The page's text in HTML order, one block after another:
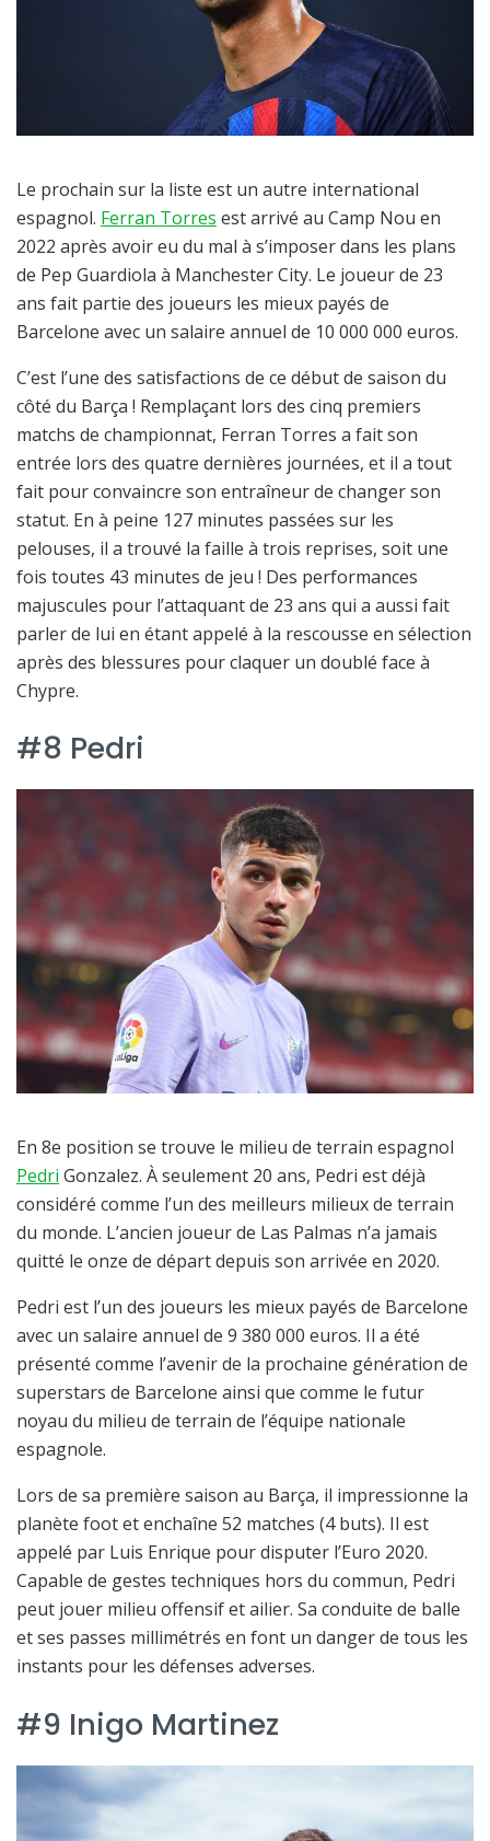
Le prochain sur la liste est un autre international
espagnol. Ferran Torres est arrivé au Camp Nou en
2022 après avoir eu du mal à s’imposer dans les plans
de Pep Guardiola à Manchester City. Le joueur de 23
ans fait partie des joueurs les mieux payés de
Barcelone avec un salaire annuel de 10 000 000 euros.
C’est l’une des satisfactions de ce début de saison du
côté du Barça ! Remplaçant lors des cinq premiers
matchs de championnat, Ferran Torres a fait son
entrée lors des quatre dernières journées, et il a tout
fait pour convaincre son entraîneur de changer son
statut. En à peine 127 minutes passées sur les
pelouses, il a trouvé la faille à trois reprises, soit une
fois toutes 43 minutes de jeu ! Des performances
majuscules pour l’attaquant de 23 ans qui a aussi fait
parler de lui en étant appelé à la rescousse en sélection
après des blessures pour claquer un doublé face à
Chypre.
#8 Pedri
En 8e position se trouve le milieu de terrain espagnol
Pedri Gonzalez. À seulement 20 ans, Pedri est déjà
considéré comme l’un des meilleurs milieux de terrain
du monde. L’ancien joueur de Las Palmas n’a jamais
quitté le onze de départ depuis son arrivée en 2020.
Pedri est l’un des joueurs les mieux payés de Barcelone
avec un salaire annuel de 9 380 000 euros. Il a été
présenté comme l’avenir de la prochaine génération de
superstars de Barcelone ainsi que comme le futur
noyau du milieu de terrain de l’équipe nationale
espagnole.
Lors de sa première saison au Barça, il impressionne la
planète foot et enchaîne 52 matches (4 buts). Il est
appelé par Luis Enrique pour disputer l’Euro 2020.
Capable de gestes techniques hors du commun, Pedri
peut jouer milieu offensif et ailier. Sa conduite de balle
et ses passes millimétrés en font un danger de tous les
instants pour les défenses adverses.
#9 Inigo Martinez